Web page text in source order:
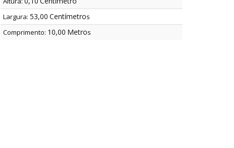
Largura: 53,00 Centímetros
Comprimento: 10,00 Metros